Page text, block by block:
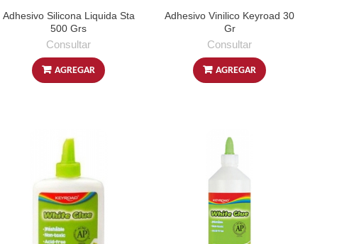
Adhesivo Silicona Liquida Sta
500 Grs
Consultar
AGREGAR
Adhesivo Vinilico Keyroad 30
Gr
Consultar
AGREGAR